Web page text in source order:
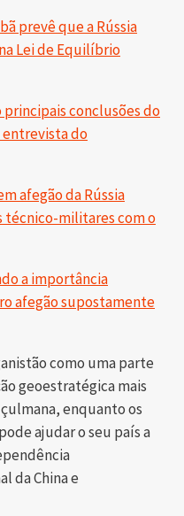
prevê que a Rússia
Lei de Equilíbrio
principais conclusões do
entrevista do
afegão da Rússia
técnico-militares com o
a importância
afegão supostamente
como uma parte
geoestratégica mais
enquanto os
ajudar o seu país a
da China e